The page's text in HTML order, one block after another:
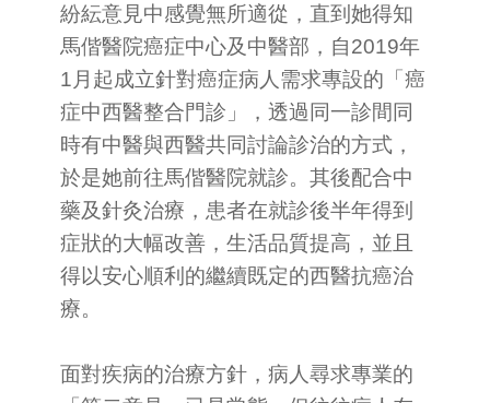
紛紜意見中感覺無所適從，直到她得知
馬偕醫院癌症中心及中醫部，自2019年
1月起成立針對癌症病人需求專設的「癌
症中西醫整合門診」，透過同一診間同
時有中醫與西醫共同討論診治的方式，
於是她前往馬偕醫院就診。其後配合中
藥及針灸治療，患者在就診後半年得到
症狀的大幅改善，生活品質提高，並且
得以安心順利的繼續既定的西醫抗癌治
療。
面對疾病的治療方針，病人尋求專業的